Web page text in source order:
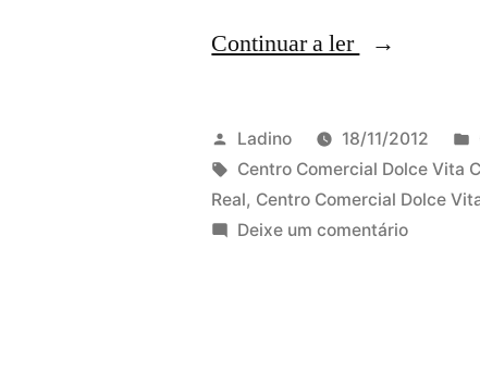
Continuar a ler
“Centros
Vita:
menu
infantil
Publicado
por
Ladino 18/11/2012
Etiquetas:
Centro Comercial Dolce Vita
Real, Centro Comercial Dolce
Deixe um comentárioem